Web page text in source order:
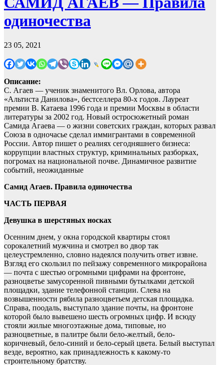
одиночества
23 05, 2021
Описание:
С. Агаев — ученик знаменитого Вл. Орлова, автора
«Альтиста Данилова», бестселлера 80-х годов. Лауреат
премии В. Катаева 1996 года и премии Москвы в области
литературы за 2002 год. Новый остросюжетный роман
Самида Агаева — о жизни советских граждан, которых развал
Союза в одночасье сделал иммигрантами в современной
России. Автор пишет о реалиях сегодняшнего бизнеса:
коррупции властных структур, криминальных разборках,
погромах на национальной почве. Динамичное развитие
событий, неожиданные
Самид Агаев. Правила одиночества
ЧАСТЬ ПЕРВАЯ
Девушка в шерстяных носках
Осенним днем, у окна городской квартиры стоял
сорокалетний мужчина и смотрел во двор так
целеустремленно, словно надеялся получить ответ извне.
Взгляд его скользил по пейзажу современного микрорайона
— почта с шестью огромными цифрами на фронтоне,
разноцветье замусоренной пивными бутылками детской
площадки, здание телефонной станции. Слева на
возвышенности рябила разноцветьем детская площадка.
Справа, поодаль, выступало здание почты, на фронтоне
которой было вывешено шесть огромных цифр. И всюду
стояли жилые многоэтажные дома, типовые, но
разноцветные, в палитре были бело-желтый, бело-
коричневый, бело-синий и бело-серый цвета. Белый выступал
везде, вероятно, как принадлежность к какому-то
строительному братству.